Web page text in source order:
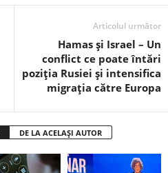
Articolul următor
Hamas și Israel – Un
conflict ce poate întări
poziția Rusiei și intensifica
migrația către Europa
DE LA ACELAȘI AUTOR